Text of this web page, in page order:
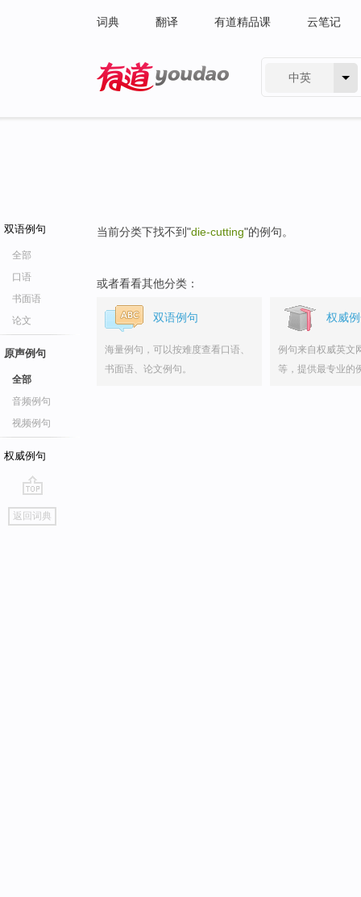
词典 翻译 有道精品课 云笔记
中英
双语例句
全部
口语
书面语
论文
原声例句
全部
音频例句
视频例句
权威例句
go
top
返回词典
当前分类下找不到"die-cutting"的例句。
或者看看其他分类：
双语例句
海量例句，可以按难度查看口语、
书面语、论文例句。
权威
例句来自权威英文
等，提供最专业的